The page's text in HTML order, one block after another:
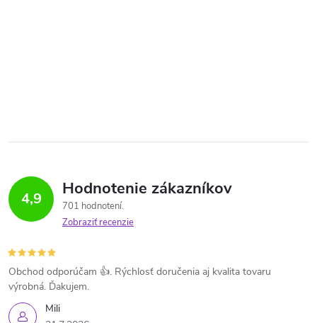
4,9 Hodnotenie zákazníkov
701 hodnotení
Zobraziť recenzie
Mili
Obchod odporúčam 👍. Rýchlosť doručenia aj kvalita tovaru
výrobná. Ďakujem.